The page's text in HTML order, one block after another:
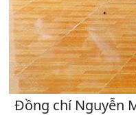
Đồng chí Nguyễn